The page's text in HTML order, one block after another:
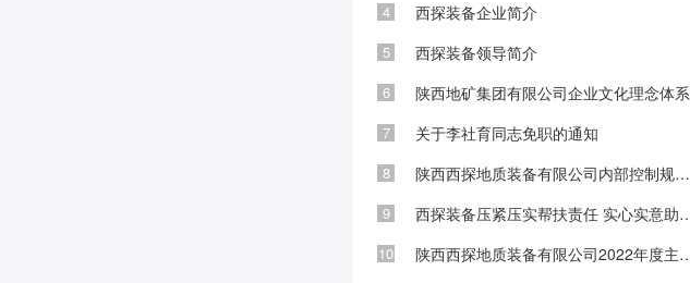
4 西探装备企业简介
5 西探装备领导简介
6 陕西地矿集团有限公司企业文化理念体系
7 关于李社育同志免职的通知
8 陕西西探地质装备有限公司内部控制规范化建设工作初见成效
9 西探装备压紧压实帮
10 陕西西探地质装备有限公